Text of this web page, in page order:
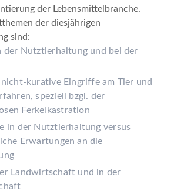
der Lebensmittelbranche.
der diesjährigen
sind:
der Nutztierhaltung und bei der
kurative Eingriffe am Tier und
speziell bzgl. der
Ferkelkastration
in der Nutztierhaltung versus
Erwartungen an die
Landwirtschaft und in der